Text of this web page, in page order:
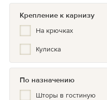
Крепление к карнизу
На крючках
Кулиска
По назначению
Шторы в гостиную